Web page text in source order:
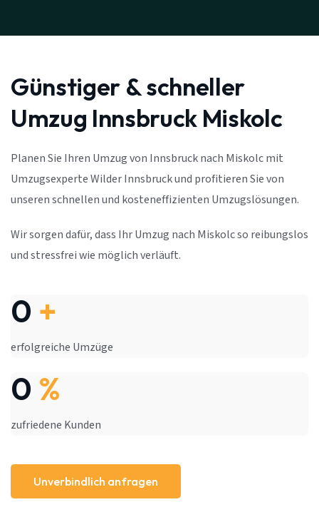
Günstiger & schneller
Umzug Innsbruck Miskolc
Planen Sie Ihren Umzug von Innsbruck nach Miskolc mit
Umzugsexperte Wilder Innsbruck und profitieren Sie von
unseren schnellen und kosteneffizienten Umzugslösungen.
Wir sorgen dafür, dass Ihr Umzug nach Miskolc so reibungslos
und stressfrei wie möglich verläuft.
0 +
erfolgreiche Umzüge
0 %
zufriedene Kunden
Unverbindlich anfragen